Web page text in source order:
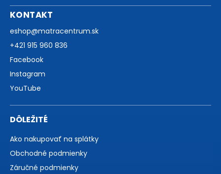
KONTAKT
eshop@matracentrum.sk
+421 915 960 836
Facebook
Instagram
YouTube
DÔLEŽITÉ
Ako nakupovať na splátky
Obchodné podmienky
Záručné podmienky